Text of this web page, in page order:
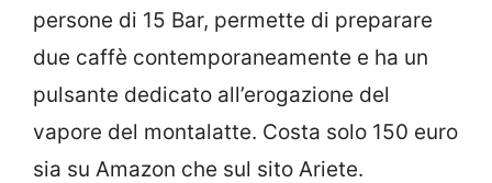
persone di 15 Bar, permette di preparare
due caffè contemporaneamente e ha un
pulsante dedicato all’erogazione del
vapore del montalatte. Costa solo 150 euro
sia su Amazon che sul sito Ariete.